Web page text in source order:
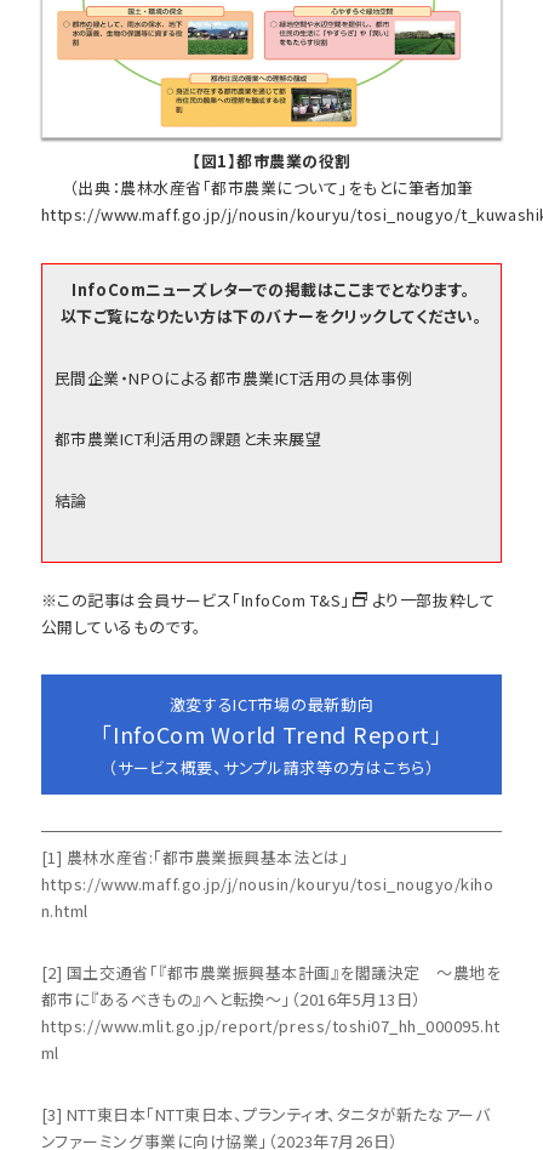
【図1】都市農業の役割
（出典：農林水産省「都市農業について」をもとに筆者加筆
https://www.maff.go.jp/j/nousin/kouryu/tosi_nougyo/
InfoComニューズレターでの掲載はここまでとなります。
以下ご覧になりたい方は下のバナーをクリックしてください。
民間企業・NPOによる都市農業ICT活用の具体事例
都市農業ICT利活用の課題と未来展望
結論
※この記事は会員サービス 「InfoCom T&S」
より一部抜粋して
公開しているものです。
激変するICT市場の最新動向
「InfoCom World Trend Report」
（サービス概要、サンプル請求等の方はこちら）
[1] 農林水産省:「都市農業振興基本法とは」
https://www.maff.go.jp/j/nousin/kouryu/tosi_nougyo/kiho
n.html
[2] 国土交通省「『都市農業振興基本計画』を閣議決定 ～農地を
都市に『あるべきもの』へと転換～」（2016年5月13日）
https://www.mlit.go.jp/report/press/toshi07_hh_000095.ht
ml
[3] NTT東日本「NTT東日本、プランティオ、タニタが新たなアーバ
ンファーミング事業に向け協業」（2023年7月26日）